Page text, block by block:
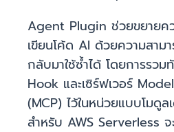
Agent Plugin ช่วยขยายค
เขียนโค้ด AI ด้วยความสาม
กลับมาใช้ซ้ำได้ โดยการรว
Hook และเซิร์ฟเวอร์
(MCP) ไว้ในหน่วยแบบโมดู
สำหรับ AWS Serverless จ